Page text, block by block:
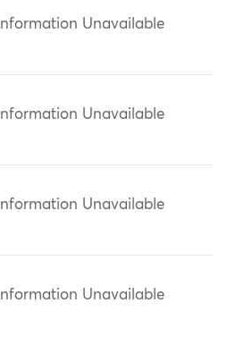
Information Unavailable
Information Unavailable
Information Unavailable
Information Unavailable